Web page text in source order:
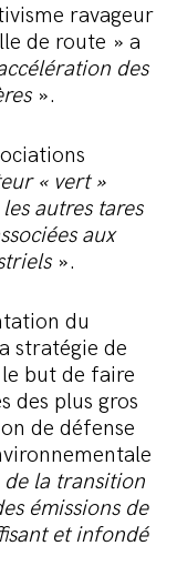
ravageur
de route » a
des
».
« vert »
autres tares
aux
».
du
stratégie de
but de faire
des plus gros
de défense
la transition
émissions de
et infondé